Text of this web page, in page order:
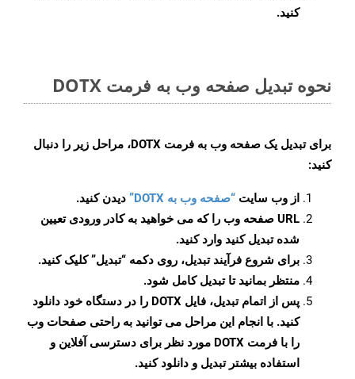
کنید.
نحوه تبدیل صفحه وب به فرمت DOTX
برای تبدیل یک صفحه وب به فرمت DOTX، مراحل زیر را دنبال
کنید:
از وب سایت “صفحه وب به DOTX”
دیدن کنید.
URL صفحه وب را که می خواهید به کادر ورودی تعیین
شده تبدیل کنید وارد کنید.
برای شروع فرآیند تبدیل، روی دکمه “تبدیل” کلیک کنید.
منتظر بمانید تا تبدیل کامل شود.
پس از اتمام تبدیل، فایل DOTX را در دستگاه خود دانلود
کنید. با انجام این مراحل می توانید به راحتی صفحات وب
را با فرمت DOTX مورد نظر برای دسترسی آفلاین و
استفاده بیشتر تبدیل و دانلود کنید.